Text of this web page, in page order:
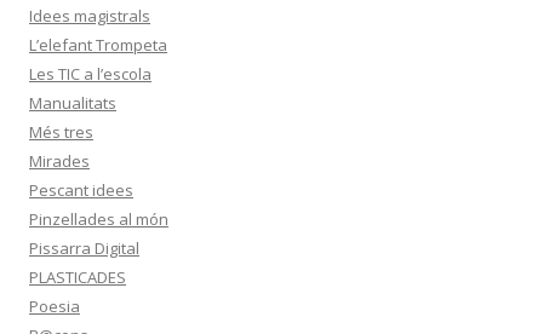
Idees magistrals
L’elefant Trompeta
Les TIC a l’escola
Manualitats
Més tres
Mirades
Pescant idees
Pinzellades al món
Pissarra Digital
PLASTICADES
Poesia